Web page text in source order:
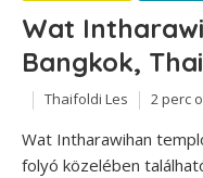
Wat
Bangkok,
Thaifoldi Les 2 perc
Wat Intharawihan
folyó közelében